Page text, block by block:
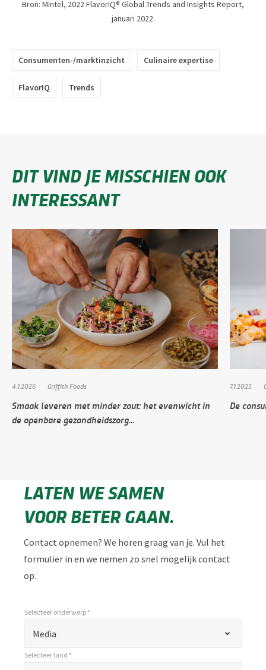
Bron: Mintel, 2022 FlavorIQ® Global Trends and Insights Report,
januari 2022.
Consumenten-/marktinzicht Culinaire expertise
FlavorIQ Trends
DIT VIND JE MISSCHIEN OOK
INTERESSANT
4.1.2026 Griffith Foods
Smaak leveren met minder zout: het evenwicht in
de openbare gezondheidszorg...
7.1.2025
De
LATEN WE SAMEN
VOOR BETER GAAN.
Contact opnemen? We horen graag van je. Vul het
formulier in en we nemen zo snel mogelijk contact
op.
"
Media
Selecteer onderwerp *
Selecteer land *